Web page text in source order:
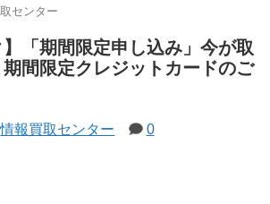
センター
】「期間限定申し込み」今が取
間限定クレジットカードのご
情報買取センター 0